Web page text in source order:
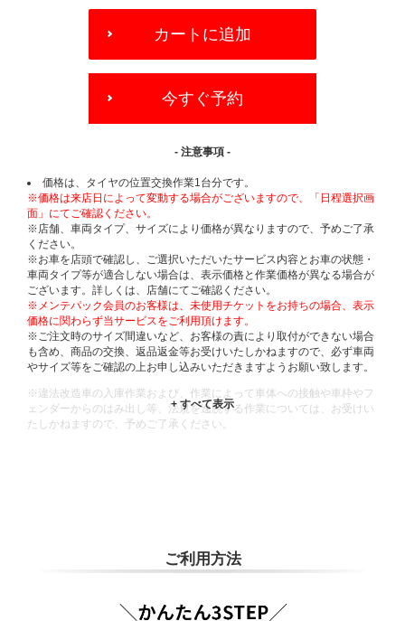
OPTIONS
カートに追加
今すぐ予約
- 注意事項 -
価格は、タイヤの位置交換作業1台分です。
※価格は来店日によって変動する場合がございますので、「日程選択画
面」にてご確認ください。
※店舗、車両タイプ、サイズにより価格が異なりますので、予めご了承
ください。
※お車を店頭で確認し、ご選択いただいたサービス内容とお車の状態・
車両タイプ等が適合しない場合は、表示価格と作業価格が異なる場合が
ございます。詳しくは、店舗にてご確認ください。
※メンテパック会員のお客様は、未使用チケットをお持ちの場合、表示
価格に関わらず当サービスをご利用頂けます。
※ご注文時のサイズ間違いなど、お客様の責により取付ができない場合
も含め、商品の交換、返品返金等お受けいたしかねますので、必ず車両
やサイズ等をご確認の上お申し込みいただきますようお願い致します。
※違法改造車の入庫作業および、作業によって車体への接触や車枠やフ
ェンダーからのはみ出し等、法規を逸脱する作業については、お受けい
たしかねますので、予めご了承ください。
ご利用方法